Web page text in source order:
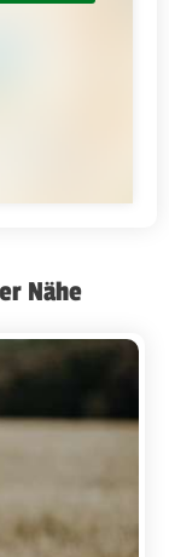
Nähe